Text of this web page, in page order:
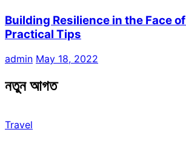
Building Resilience in the Face
Practical Tips
admin May 18, 2022
নতুন আগত
Travel